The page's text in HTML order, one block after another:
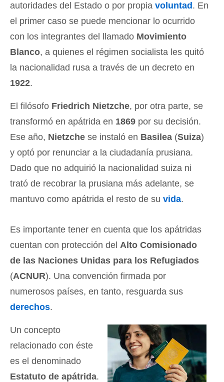
autoridades del Estado o por propia voluntad . En
el primer caso se puede mencionar lo ocurrido
con los integrantes del llamado Movimiento
Blanco, a quienes el régimen socialista les quitó
la nacionalidad rusa a través de un decreto en
1922.
El filósofo Friedrich Nietzche, por otra parte, se
transformó en apátrida en 1869 por su decisión.
Ese año, Nietzche se instaló en Basilea (Suiza)
y optó por renunciar a la ciudadanía prusiana.
Dado que no adquirió la nacionalidad suiza ni
trató de recobrar la prusiana más adelante, se
mantuvo como apátrida el resto de su vida.
Es importante tener en cuenta que los apátridas
cuentan con protección del Alto Comisionado
de las Naciones Unidas para los Refugiados
(ACNUR). Una convención firmada por
numerosos países, en tanto, resguarda sus
derechos.
Un concepto
relacionado con éste
es el denominado
Estatuto de apátrida.